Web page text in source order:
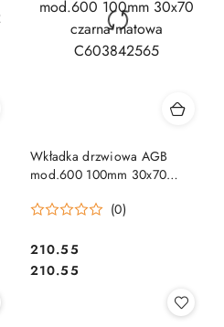
Wkładka drzwiowa AGB
mod.600 100mm 30x70
(0)
Cena:
210.55
Cena:
210.55